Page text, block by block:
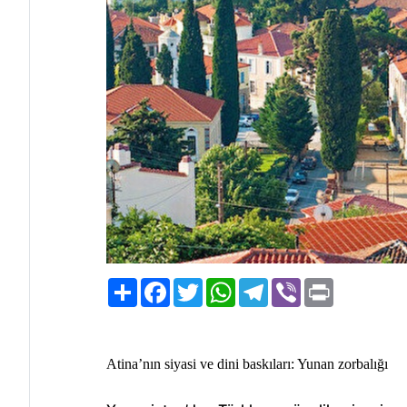
PaylaşFacebook
TwitterWhatsAppTelegram
Viber
Atina’nın siyasi ve dini baskıları: Yunan zorbalığı